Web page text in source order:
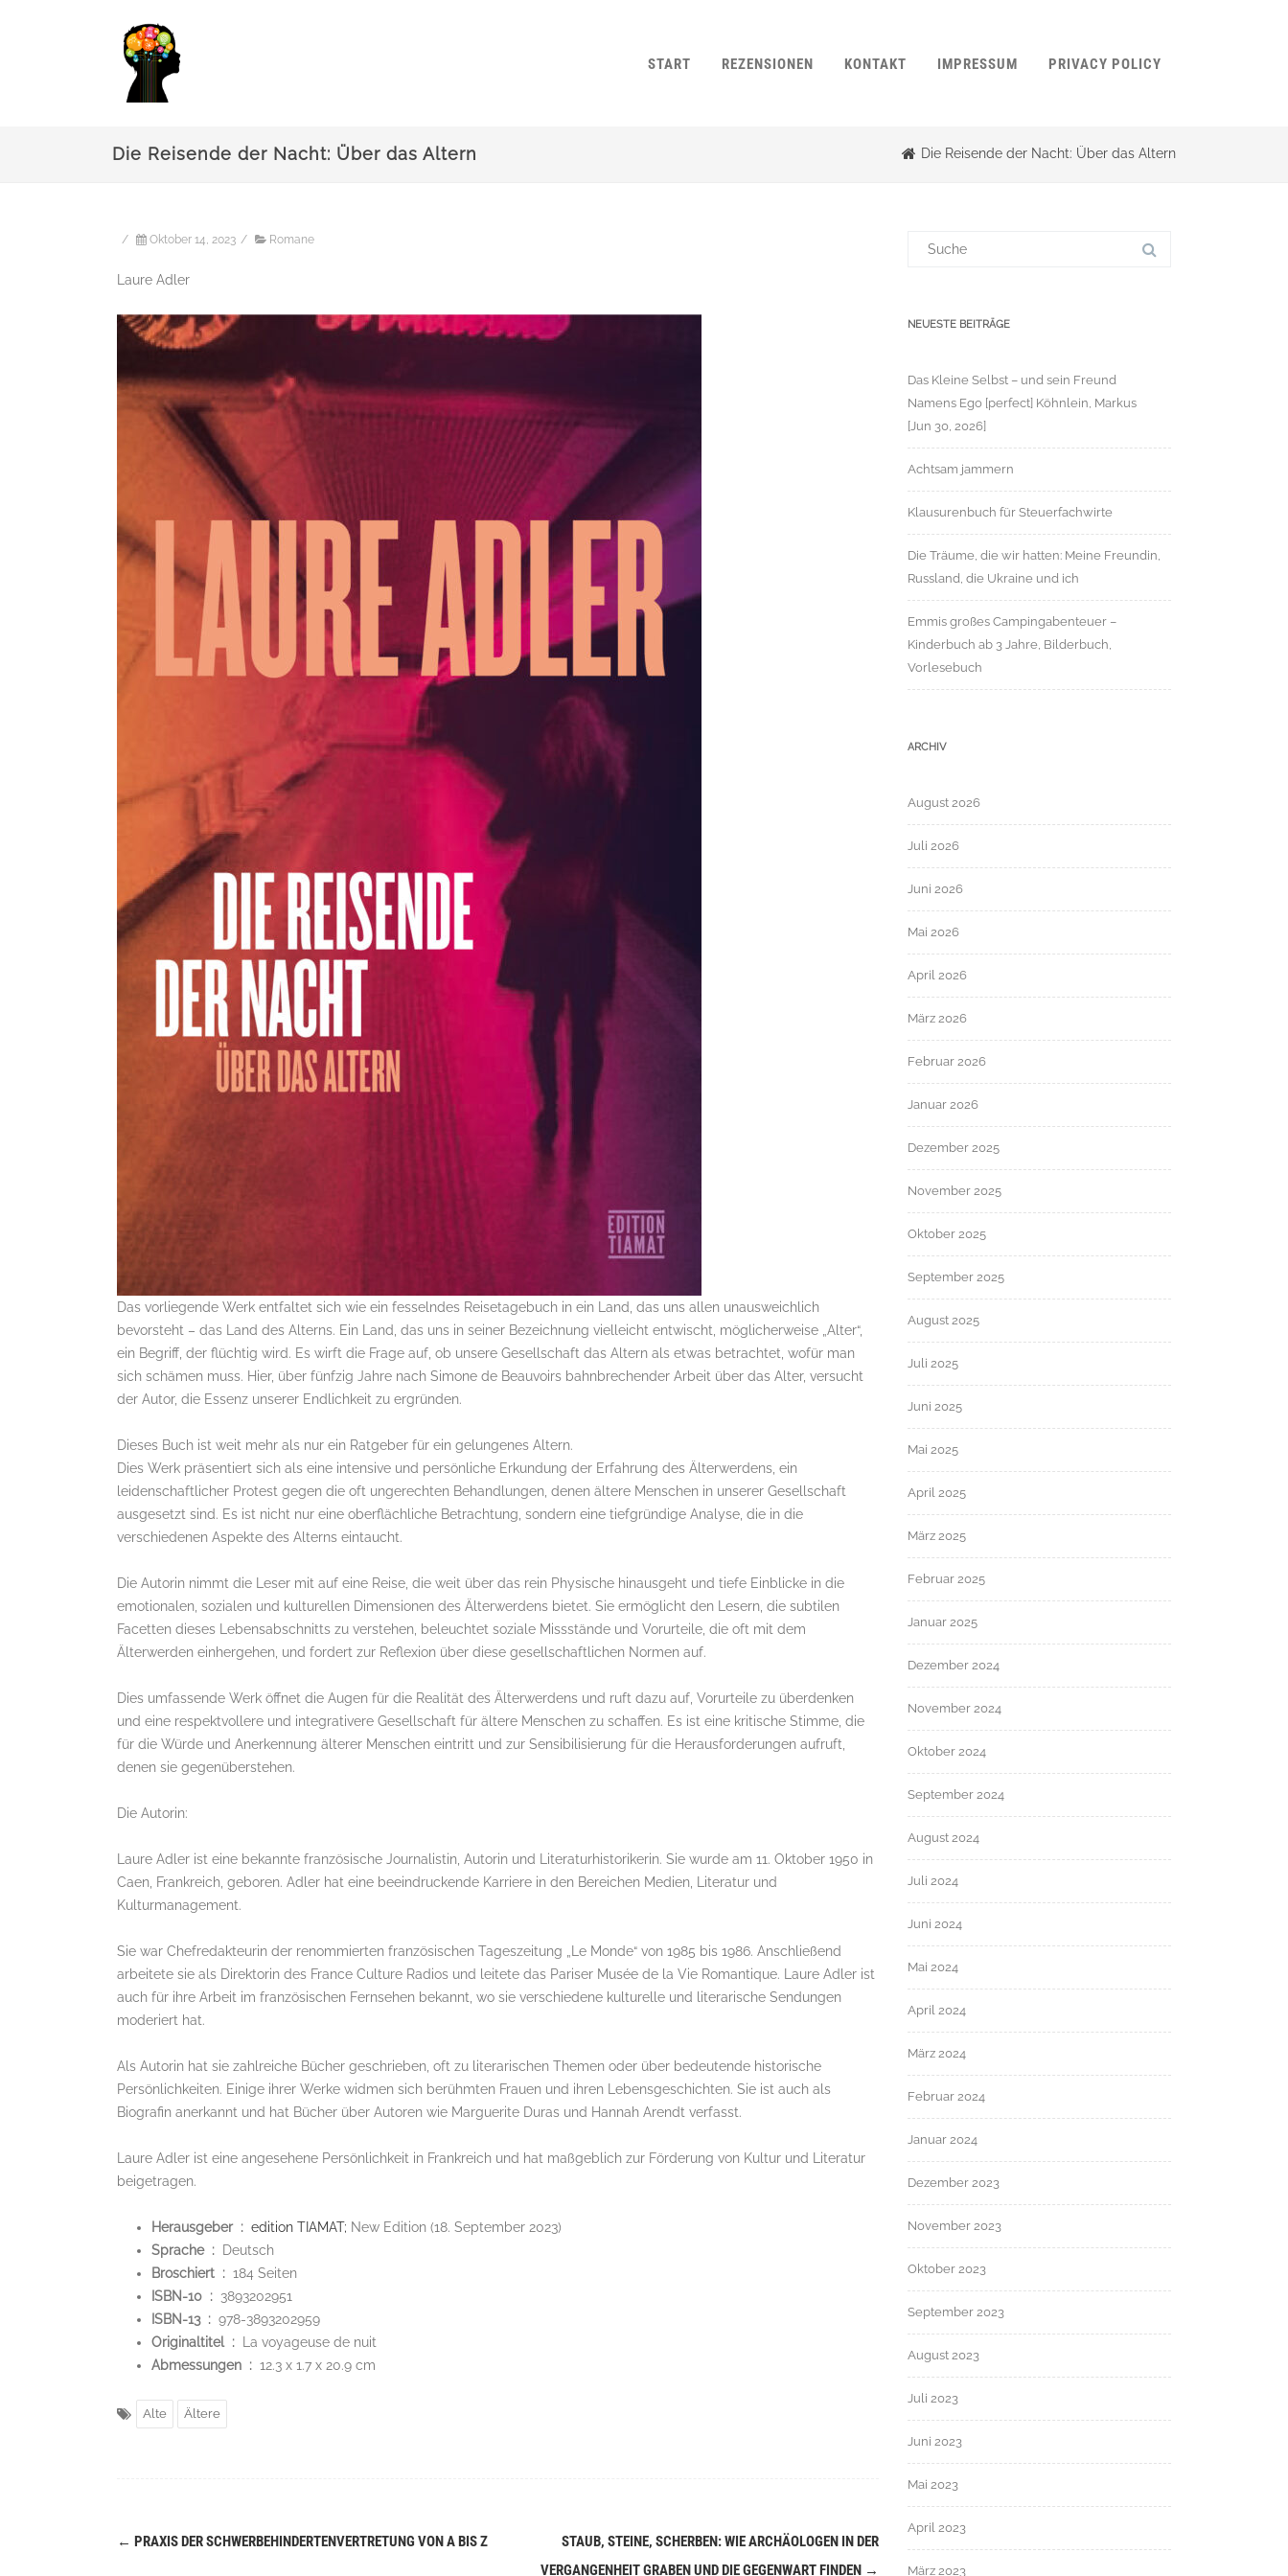
START REZENSIONEN KONTAKT IMPRESSUM PRIVACY POLICY
Die Reisende der Nacht: Über das Altern Die Reisende der Nacht: Über das Altern
/ Oktober 14, 2023 / Romane
Laure Adler
Das vorliegende Werk entfaltet sich wie ein fesselndes Reisetagebuch in ein Land, das uns allen unausweichlich
bevorsteht – das Land des Alterns. Ein Land, das uns in seiner Bezeichnung vielleicht entwischt, möglicherweise „Alter“,
ein Begriff, der flüchtig wird. Es wirft die Frage auf, ob unsere Gesellschaft das Altern als etwas betrachtet, wofür man
sich schämen muss. Hier, über fünfzig Jahre nach Simone de Beauvoirs bahnbrechender Arbeit über das Alter, versucht
der Autor, die Essenz unserer Endlichkeit zu ergründen.
Dieses Buch ist weit mehr als nur ein Ratgeber für ein gelungenes Altern.
Dies Werk präsentiert sich als eine intensive und persönliche Erkundung der Erfahrung des Älterwerdens, ein
leidenschaftlicher Protest gegen die oft ungerechten Behandlungen, denen ältere Menschen in unserer Gesellschaft
ausgesetzt sind. Es ist nicht nur eine oberflächliche Betrachtung, sondern eine tiefgründige Analyse, die in die
verschiedenen Aspekte des Alterns eintaucht.
Die Autorin nimmt die Leser mit auf eine Reise, die weit über das rein Physische hinausgeht und tiefe Einblicke in die
emotionalen, sozialen und kulturellen Dimensionen des Älterwerdens bietet. Sie ermöglicht den Lesern, die subtilen
Facetten dieses Lebensabschnitts zu verstehen, beleuchtet soziale Missstände und Vorurteile, die oft mit dem
Älterwerden einhergehen, und fordert zur Reflexion über diese gesellschaftlichen Normen auf.
Dies umfassende Werk öffnet die Augen für die Realität des Älterwerdens und ruft dazu auf, Vorurteile zu überdenken
und eine respektvollere und integrativere Gesellschaft für ältere Menschen zu schaffen. Es ist eine kritische Stimme, die
für die Würde und Anerkennung älterer Menschen eintritt und zur Sensibilisierung für die Herausforderungen aufruft,
denen sie gegenüberstehen.
Die Autorin:
Laure Adler ist eine bekannte französische Journalistin, Autorin und Literaturhistorikerin. Sie wurde am 11. Oktober 1950 in
Caen, Frankreich, geboren. Adler hat eine beeindruckende Karriere in den Bereichen Medien, Literatur und
Kulturmanagement.
Sie war Chefredakteurin der renommierten französischen Tageszeitung „Le Monde“ von 1985 bis 1986. Anschließend
arbeitete sie als Direktorin des France Culture Radios und leitete das Pariser Musée de la Vie Romantique. Laure Adler ist
auch für ihre Arbeit im französischen Fernsehen bekannt, wo sie verschiedene kulturelle und literarische Sendungen
moderiert hat.
Als Autorin hat sie zahlreiche Bücher geschrieben, oft zu literarischen Themen oder über bedeutende historische
Persönlichkeiten. Einige ihrer Werke widmen sich berühmten Frauen und ihren Lebensgeschichten. Sie ist auch als
Biografin anerkannt und hat Bücher über Autoren wie Marguerite Duras und Hannah Arendt verfasst.
Laure Adler ist eine angesehene Persönlichkeit in Frankreich und hat maßgeblich zur Förderung von Kultur und Literatur
beigetragen.
Herausgeber ‏ : ‎ edition TIAMAT; New Edition (18. September 2023)
Sprache ‏ : ‎
Deutsch
Broschiert ‏ : ‎ 184 Seiten
ISBN-10 ‏ : ‎ 3893202951
ISBN-13 ‏ : ‎ 978-3893202959
Originaltitel ‏ : ‎
La voyageuse de nuit
Abmessungen ‏ : ‎ 12.3 x 1.7 x 20.9 cm
Alte Ältere
← PRAXIS DER SCHWERBEHINDERTENVERTRETUNG VON A BIS Z
STAUB, STEINE, SCHERBEN: WIE ARCHÄOLOGEN IN DER
VERGANGENHEIT GRABEN UND DIE GEGENWART FINDEN →
NEUESTE BEITRÄGE
Das Kleine Selbst – und sein Freund
Namens Ego [perfect] Köhnlein, Markus
[Jun 30, 2026]
Achtsam jammern
Klausurenbuch für Steuerfachwirte
Die Träume, die wir hatten: Meine Freundin,
Russland, die Ukraine und ich
Emmis großes Campingabenteuer –
Kinderbuch ab 3 Jahre, Bilderbuch,
Vorlesebuch
ARCHIV
August 2026
Juli 2026
Juni 2026
Mai 2026
April 2026
März 2026
Februar 2026
Januar 2026
Dezember 2025
November 2025
Oktober 2025
September 2025
August 2025
Juli 2025
Juni 2025
Mai 2025
April 2025
März 2025
Februar 2025
Januar 2025
Dezember 2024
November 2024
Oktober 2024
September 2024
August 2024
Juli 2024
Juni 2024
Mai 2024
April 2024
März 2024
Februar 2024
Januar 2024
Dezember 2023
November 2023
Oktober 2023
September 2023
August 2023
Juli 2023
Juni 2023
Mai 2023
April 2023
März 2023